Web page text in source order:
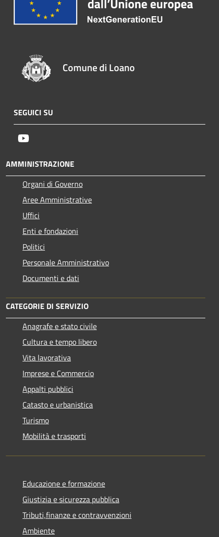
Comune di Loano
SEGUICI SU
AMMINISTRAZIONE
Organi di Governo
Aree Amministrative
Uffici
Enti e fondazioni
Politici
Personale Amministrativo
Documenti e dati
CATEGORIE DI SERVIZIO
Anagrafe e stato civile
Cultura e tempo libero
Vita lavorativa
Imprese e Commercio
Appalti pubblici
Catasto e urbanistica
Turismo
Mobilità e trasporti
Educazione e formazione
Giustizia e sicurezza pubblica
Tributi,finanze e contravvenzioni
Ambiente